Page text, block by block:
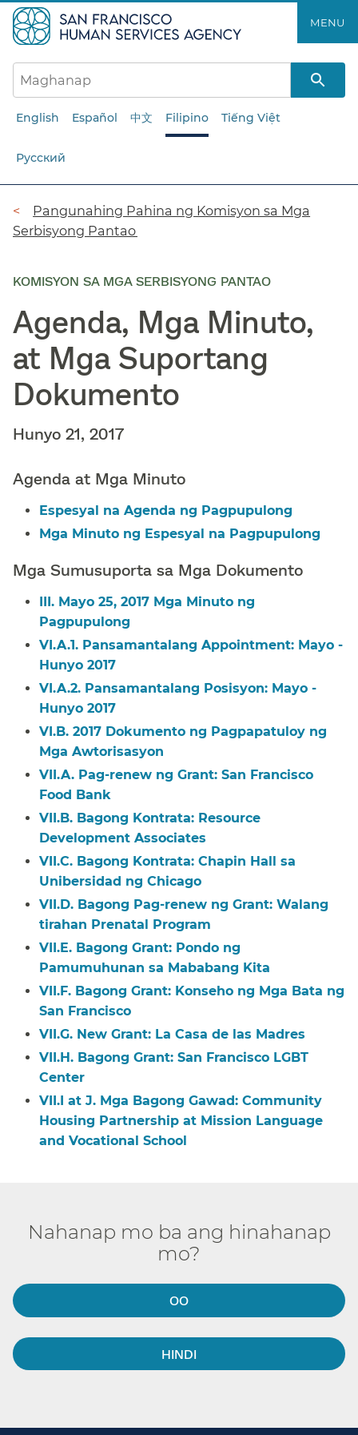
ang
pangunahing
nilalaman​​
MENU​​
English Español 中文 Filipino Tiếng Việt
Русский
Breadcrumb​​
Pangunahing Pahina ng Komisyon sa Mga
Serbisyong Pantao​​
KOMISYON SA MGA SERBISYONG PANTAO
Agenda, Mga Minuto,
at Mga Suportang
Dokumento​​
Hunyo 21, 2017​​
Agenda at Mga Minuto​​
Espesyal na Agenda ng Pagpupulong​​
Mga Minuto ng Espesyal na Pagpupulong​​
Mga Sumusuporta sa Mga Dokumento​​
III. Mayo 25, 2017 Mga Minuto ng
Pagpupulong​​
VI.A.1. Pansamantalang Appointment: Mayo -
Hunyo 2017​​
VI.A.2. Pansamantalang Posisyon: Mayo -
Hunyo 2017​​
VI.B. 2017 Dokumento ng Pagpapatuloy ng
Mga Awtorisasyon​​
VII.A. Pag-renew ng Grant: San Francisco
Food Bank​​
VII.B. Bagong Kontrata: Resource
Development Associates​​
VII.C. Bagong Kontrata: Chapin Hall sa
Unibersidad ng Chicago​​
VII.D. Bagong Pag-renew ng Grant: Walang
tirahan Prenatal Program​​
VII.E. Bagong Grant: Pondo ng
Pamumuhunan sa Mababang Kita​​
VII.F. Bagong Grant: Konseho ng Mga Bata ng
San Francisco​​
VII.G. New Grant: La Casa de las Madres​​
VII.H. Bagong Grant: San Francisco LGBT
Center​​
VII.I at J. Mga Bagong Gawad: Community
Housing Partnership at Mission Language
and Vocational School​​
Nahanap mo ba ang hinahanap
mo?​​
OO​​
HINDI​​